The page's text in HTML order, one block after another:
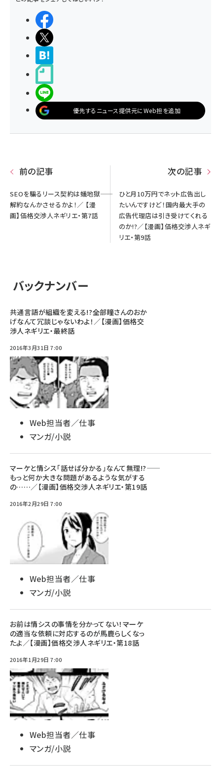
優先するニュース提供元にWeb担を追加
前の記事
SEOを騙るリース契約は蟻地獄――
解約なんかさせるかよ！／ 【漫
画】価格交渉人ネギリエ・第7話
次の記事
ひと月10万円でネット広告出し
たいんですけど！――国内最大手の
広告代理店は引き受けてくれる
のか!?／【漫画】価格交渉人ネギ
リエ・第9話
バックナンバー
共通言語が組織を変える!?――全部瞳さんのおか
げなんて冗談じゃないわよ！／【漫画】価格交
渉人ネギリエ・最終話
2016年3月31日 7:00
Web担当者／仕事
マンガ/小説
マーケと情シス「話せば分かる」なんて無理!?――
もっと何か大きな問題があるような気がする
の……／【漫画】価格交渉人ネギリエ・第19話
2016年2月29日 7:00
Web担当者／仕事
マンガ/小説
お前は情シスの事情を分かってない！――マーケ
の適当な依頼に対応するのが馬鹿らしくなっ
たよ／【漫画】価格交渉人ネギリエ・第18話
2016年1月29日 7:00
Web担当者／仕事
マンガ/小説